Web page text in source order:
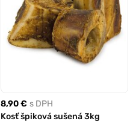
8,90 € s DPH
Kosť špiková sušená 3kg